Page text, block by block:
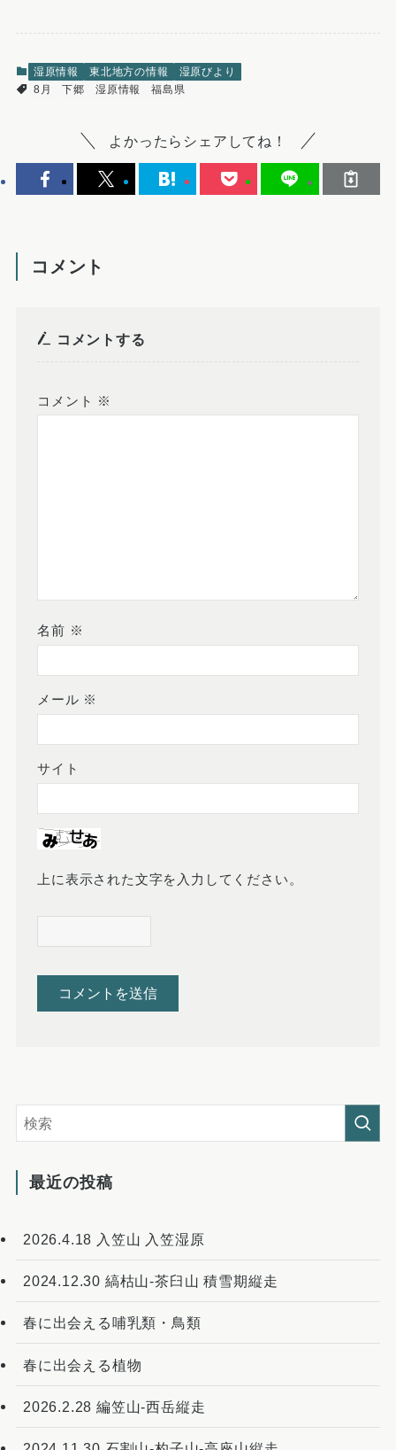
湿原情報 東北地方の情報
湿原びより
8月
下郷 湿原情報 福島県
よかったらシェアしてね！
コメント
コメントする
コメント ※
名前 ※
メール ※
サイト
上に表示された文字を入力してください。
最近の投稿
2026.4.18 入笠山 入笠湿原
2024.12.30 縞枯山-茶臼山 積雪期縦走
春に出会える哺乳類・鳥類
春に出会える植物
2026.2.28 編笠山-西岳縦走